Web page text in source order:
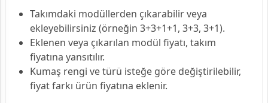
Takımdaki modüllerden çıkarabilir veya
ekleyebilirsiniz (örneğin 3+3+1+1, 3+3, 3+1).
Eklenen veya çıkarılan modül fiyatı, takım
fiyatına yansıtılır.
Kumaş rengi ve türü isteğe göre değiştirilebilir,
fiyat farkı ürün fiyatına eklenir.